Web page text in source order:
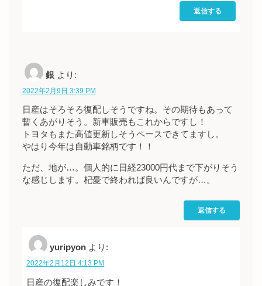
返信する
銀 より:
2022年2月9日 3:39 PM
日産はそろそろ復配しそうですね。その期待もあって
暫くあがりそう。新車販売もこれからですし！
トヨタもまた高値更新しそうペースできてますし。
やはり今年は自動車銘柄です！！
ただ、地が…。個人的に日経23000円代まで下がりそう
な感じします。杞憂で終われば良いんですが…。
返信する
yuripyon より:
2022年2月12日 4:13 PM
日産の復配楽しみです！